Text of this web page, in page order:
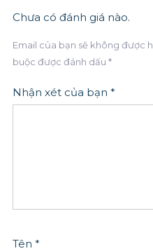
Chưa có đánh giá nào.
Email của bạn sẽ không được
buộc được đánh dấu *
Nhận xét của bạn *
Tên *